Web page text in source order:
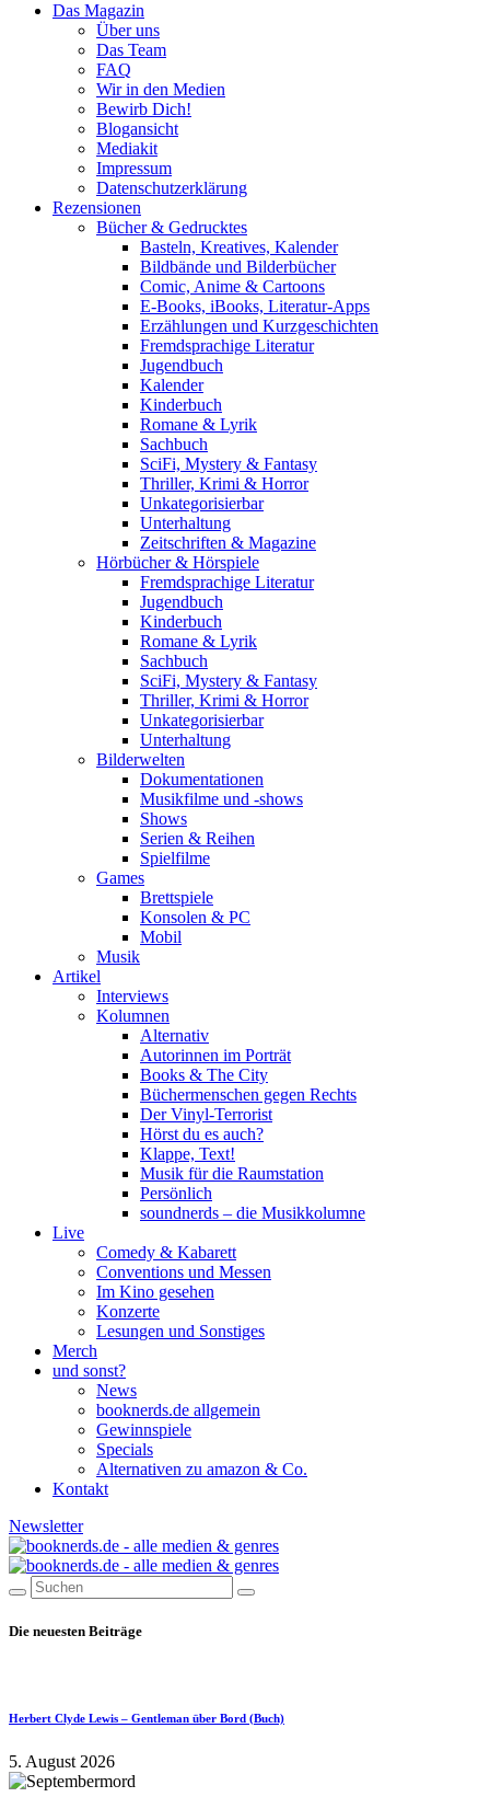
Das Magazin
Über uns
Das Team
FAQ
Wir in den Medien
Bewirb Dich!
Blogansicht
Mediakit
Impressum
Datenschutzerklärung
Rezensionen
Bücher & Gedrucktes
Basteln, Kreatives, Kalender
Bildbände und Bilderbücher
Comic, Anime & Cartoons
E-Books, iBooks, Literatur-Apps
Erzählungen und Kurzgeschichten
Fremdsprachige Literatur
Jugendbuch
Kalender
Kinderbuch
Romane & Lyrik
Sachbuch
SciFi, Mystery & Fantasy
Thriller, Krimi & Horror
Unkategorisierbar
Unterhaltung
Zeitschriften & Magazine
Hörbücher & Hörspiele
Fremdsprachige Literatur
Jugendbuch
Kinderbuch
Romane & Lyrik
Sachbuch
SciFi, Mystery & Fantasy
Thriller, Krimi & Horror
Unkategorisierbar
Unterhaltung
Bilderwelten
Dokumentationen
Musikfilme und -shows
Shows
Serien & Reihen
Spielfilme
Games
Brettspiele
Konsolen & PC
Mobil
Musik
Artikel
Interviews
Kolumnen
Alternativ
Autorinnen im Porträt
Books & The City
Büchermenschen gegen Rechts
Der Vinyl-Terrorist
Hörst du es auch?
Klappe, Text!
Musik für die Raumstation
Persönlich
soundnerds – die Musikkolumne
Live
Comedy & Kabarett
Conventions und Messen
Im Kino gesehen
Konzerte
Lesungen und Sonstiges
Merch
und sonst?
News
booknerds.de allgemein
Gewinnspiele
Specials
Alternativen zu amazon & Co.
Kontakt
Newsletter
Die neuesten Beiträge
Herbert Clyde Lewis – Gentleman über Bord (Buch)
5. August 2026